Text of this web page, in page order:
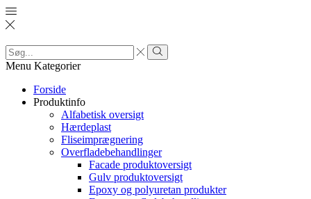
Search
input
Search
Menu Kategorier
Forside
Produktinfo
Alfabetisk oversigt
Hærdeplast
Fliseimprægnering
Overfladebehandlinger
Facade produktoversigt
Gulv produktoversigt
Epoxy og polyuretan produkter